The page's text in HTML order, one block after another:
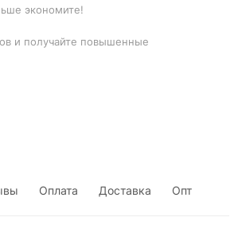
экономите!
и получайте повышенные
Оплата Доставка Опт